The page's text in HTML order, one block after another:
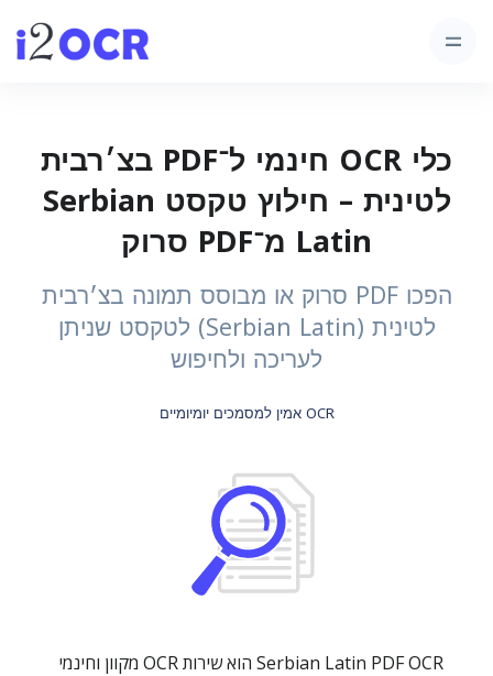
כלי OCR חינמי ל־PDF בצ׳רבית
לטינית – חילוץ טקסט Serbian
Latin מ־PDF סרוק
הפכו PDF סרוק או מבוסס תמונה בצ׳רבית
לטינית (Serbian Latin) לטקסט שניתן
לעריכה ולחיפוש
OCR אמין למסמכים יומיומיים
Serbian Latin PDF OCR הוא שירות OCR מקוון וחינמי